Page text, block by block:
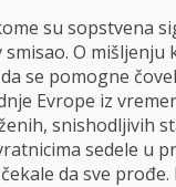
su sopstvena
O mišljenju
se pomogne
Evrope iz
snishodljivih
sedele u
da sve prođe.